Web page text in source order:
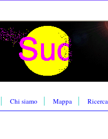
Chi siamo Mappa Ricerca